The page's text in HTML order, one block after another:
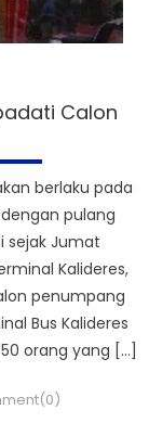
Calon
berlaku pada
pulang
sejak Jumat
Kalideres,
penumpang
Bus Kalideres
orang yang […]